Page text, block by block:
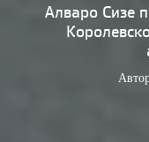
Дизайн
Наследие
Алваро Сизе